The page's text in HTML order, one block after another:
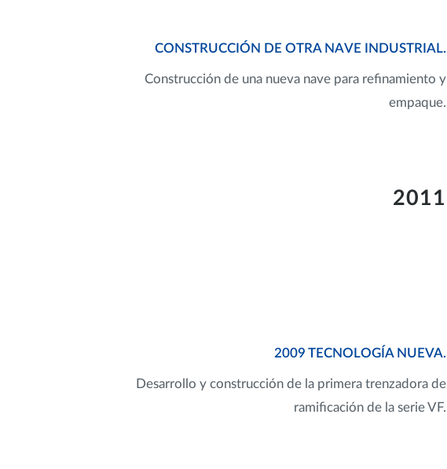
CONSTRUCCIÓN DE OTRA NAVE INDUSTRIAL.
Construcción de una nueva nave para refinamiento y
empaque.
2011
2009 TECNOLOGÍA NUEVA.
Desarrollo y construcción de la primera trenzadora de
ramificación de la serie VF.